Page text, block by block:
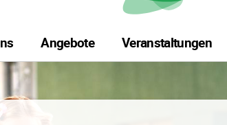
Angebote Veranstaltungen